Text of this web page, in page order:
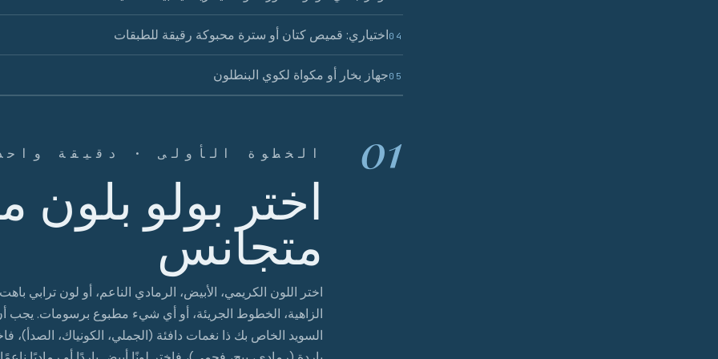
04اختياري: قميص كتان أو سترة محبوكة رقيقة للطبقات
05جهاز بخار أو مكواة لكوي البنطلون
01 الخطوة الأولى · دقيقة
اختر بولو بلون
متجانس
اختر اللون الكريمي، الأبيض، الرمادي الناعم، أو لون ترابي
الزاهية، الخطوط الجريئة، أو أي شيء مطبوع برسومات. يجب
السويد الخاص بك ذا نغمات دافئة (الجملي، الكونياك، الصدأ)،